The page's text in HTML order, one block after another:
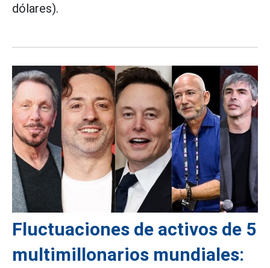
dólares).
Fluctuaciones de activos de 5
multimillonarios mundiales: